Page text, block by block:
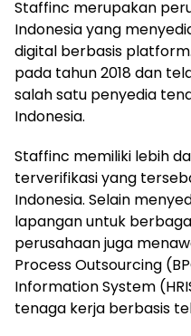
Staffinc merupakan
Indonesia yang
digital berbasis
pada tahun 2018 dan
salah satu penyedia
Indonesia.
Staffinc memiliki lebih
terverifikasi yang
Indonesia. Selain
lapangan untuk
perusahaan juga
Process Outsourcing
Information System
tenaga kerja berbasis